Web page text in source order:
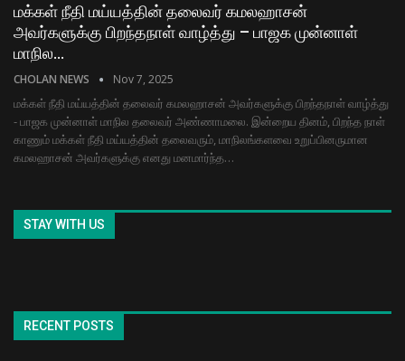
மக்கள் நீதி மய்யத்தின் தலைவர் கமலஹாசன்
அவர்களுக்கு பிறந்தநாள் வாழ்த்து – பாஜக முன்னாள்
மாநில…
CHOLAN NEWS Nov 7, 2025
மக்கள் நீதி மய்யத்தின் தலைவர் கமலஹாசன் அவர்களுக்கு பிறந்தநாள் வாழ்த்து
- பாஜக முன்னாள் மாநில தலைவர் அண்ணாமலை. இன்றைய தினம், பிறந்த நாள்
காணும் மக்கள் நீதி மய்யத்தின் தலைவரும், மாநிலங்களவை உறுப்பினருமான
கமலஹாசன் அவர்களுக்கு எனது மனமார்ந்த…
STAY WITH US
RECENT POSTS